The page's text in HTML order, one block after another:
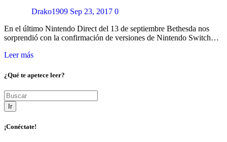
Drako1909 Sep 23, 2017 0
En el último Nintendo Direct del 13 de septiembre Bethesda nos
sorprendió con la confirmación de versiones de Nintendo Switch…
Leer más
¿Qué te apetece leer?
Ir
¡Conéctate!